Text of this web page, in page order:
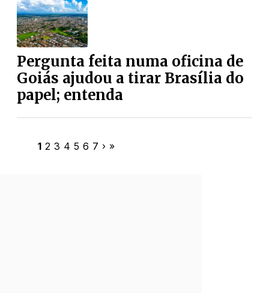
Pergunta feita numa oficina de
Goiás ajudou a tirar Brasília do
papel; entenda
1 2 3 4 5 6 7 › »